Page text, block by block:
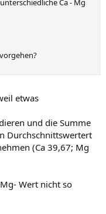
Ca - Mg
etwas
und die Summe
Durchschnittswertert
(Ca 39,67; Mg
Wert nicht so